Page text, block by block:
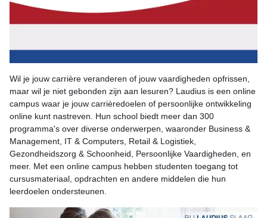
Wil je jouw carrière veranderen of jouw vaardigheden opfrissen,
maar wil je niet gebonden zijn aan lesuren? Laudius is een online
campus waar je jouw carrièredoelen of persoonlijke ontwikkeling
online kunt nastreven. Hun school biedt meer dan 300
programma's over diverse onderwerpen, waaronder Business &
Management, IT & Computers, Retail & Logistiek,
Gezondheidszorg & Schoonheid, Persoonlijke Vaardigheden, en
meer. Met een online campus hebben studenten toegang tot
cursusmateriaal, opdrachten en andere middelen die hun
leerdoelen ondersteunen.